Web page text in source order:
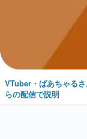
VTuber・ばあちゃる
らの配信で説明